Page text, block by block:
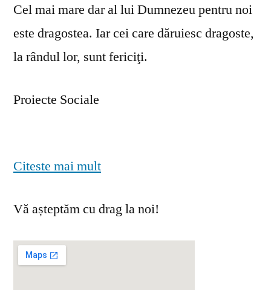
Cel mai mare dar al lui Dumnezeu pentru noi
este dragostea. Iar cei care dăruiesc dragoste,
la rândul lor, sunt fericiţi.
Proiecte Sociale
Citeste mai mult
Vă așteptăm cu drag la noi!